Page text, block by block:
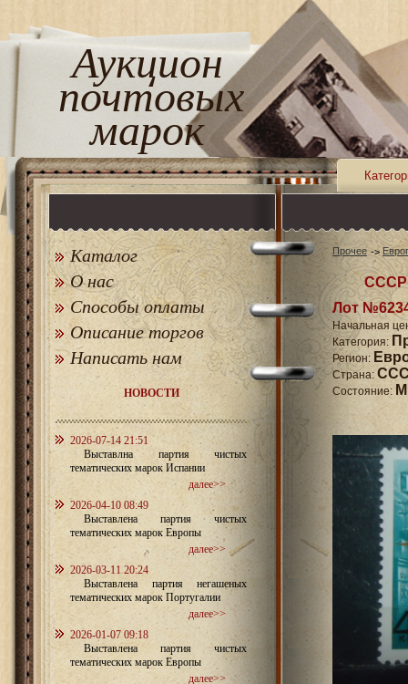
Аукцион
почтовых
марок
Каталог
О нас
Способы оплаты
Описание торгов
Написать нам
НОВОСТИ
2026-07-14 21:51
Выставлна партия чистых
тематических марок Испании
далее>>
2026-04-10 08:49
Выставлена партия чистых
тематических марок Европы
далее>>
2026-03-11 20:24
Выставлена партия негашеных
тематических марок Португалии
далее>>
2026-01-07 09:18
Выставлена партия чистых
тематических марок Европы
далее>>
Прочее
СССР
Лот
Начальная
Категория:
Регион:
Страна:
Состояние: